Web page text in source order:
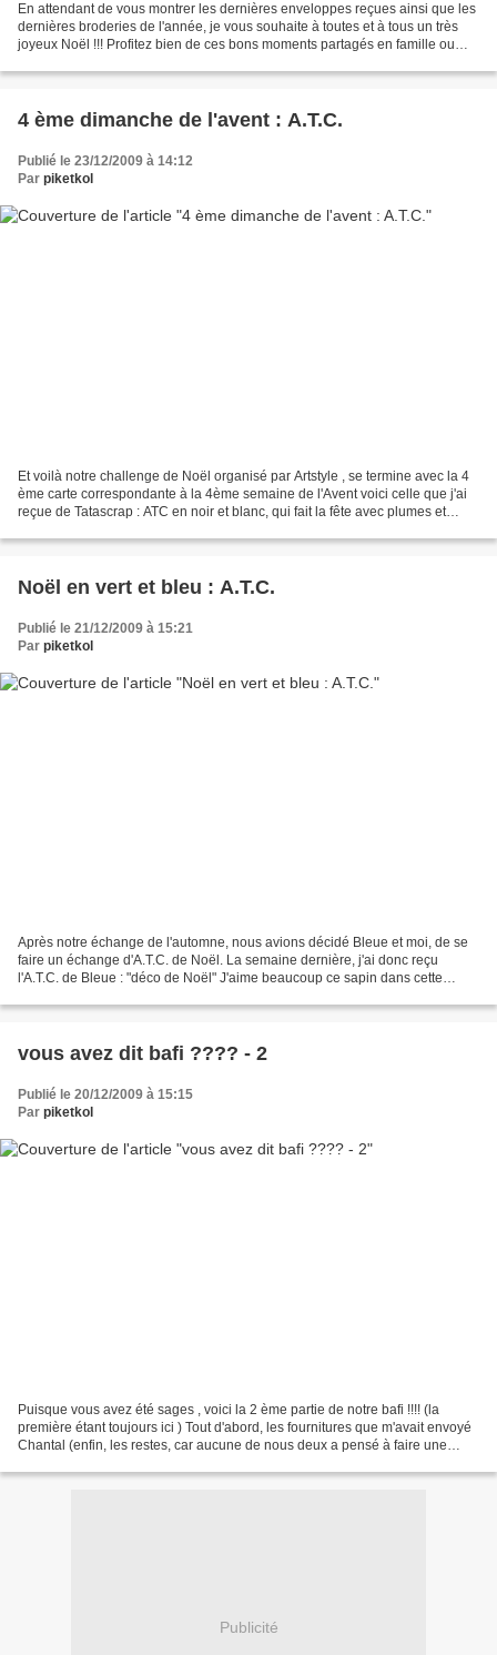
En attendant de vous montrer les dernières enveloppes reçues ainsi que les
dernières broderies de l'année, je vous souhaite à toutes et à tous un très
joyeux Noël !!! Profitez bien de ces bons moments partagés en famille ou
4 ème dimanche de l'avent : A.T.C.
Publié le 23/12/2009 à 14:12
Par piketkol
Et voilà notre challenge de Noël organisé par Artstyle , se termine avec la 4
ème carte correspondante à la 4ème semaine de l'Avent voici celle que j'ai
reçue de Tatascrap : ATC en noir et blanc, qui fait la fête avec plumes et
Noël en vert et bleu : A.T.C.
Publié le 21/12/2009 à 15:21
Par piketkol
Après notre échange de l'automne, nous avions décidé Bleue et moi, de se
faire un échange d'A.T.C. de Noël. La semaine dernière, j'ai donc reçu
l'A.T.C. de Bleue : "déco de Noël" J'aime beaucoup ce sapin dans cette
vous avez dit bafi ???? - 2
Publié le 20/12/2009 à 15:15
Par piketkol
Puisque vous avez été sages , voici la 2 ème partie de notre bafi !!!! (la
première étant toujours ici ) Tout d'abord, les fournitures que m'avait envoyé
Chantal (enfin, les restes, car aucune de nous deux a pensé à faire une
Publicité